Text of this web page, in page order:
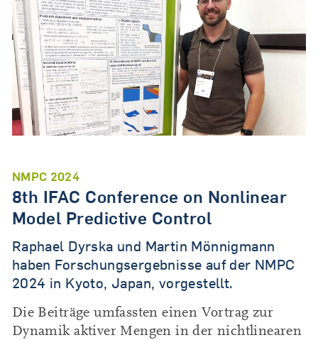
NMPC 2024
8th IFAC Conference on Nonlinear
Model Predictive Control
Raphael Dyrska und Martin Mönnigmann
haben Forschungsergebnisse auf der NMPC
2024 in Kyoto, Japan, vorgestellt.
Die Beiträge umfassten einen Vortrag zur
Dynamik aktiver Mengen in der nichtlinearen